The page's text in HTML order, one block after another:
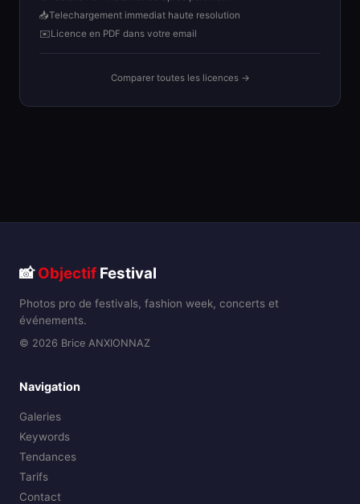
📥Telechargement immediat haute resolution
✉️Licence en PDF dans votre email
Comparer toutes les licences →
📸Objectif Festival
Photos pro de festivals, fashion week, concerts et
événements.
© 2026 Brice ANXIONNAZ
Navigation
Galeries
Keywords
Tendances
Tarifs
Contact